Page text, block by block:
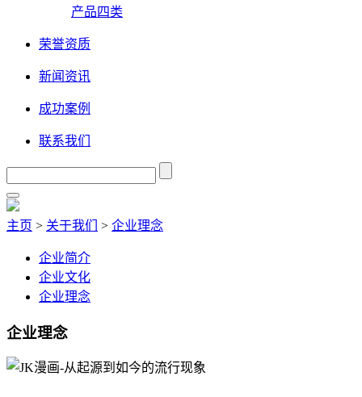
产品四类
荣誉资质
新闻资讯
成功案例
联系我们
主页 > 关于我们 > 企业理念
企业简介
企业文化
企业理念
企业理念